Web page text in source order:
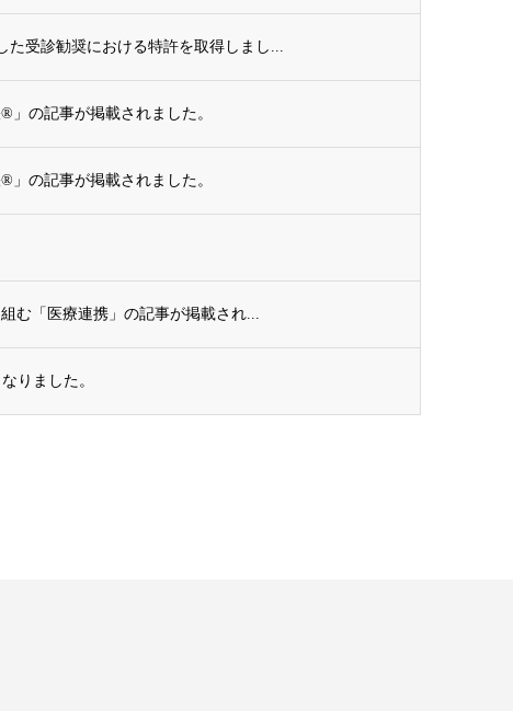
た受診勧奨における特許を取得しまし...
の記事が掲載されました。
の記事が掲載されました。
む「医療連携」の記事が掲載され...
りました。